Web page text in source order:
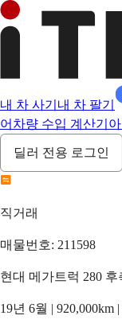
내 차 사기 내 차 팔기
어 차량 수입 계산기
딜러 전용 로그인
직거래
매물번호: 211598
현대 메가트럭 280
19년 6월 | 920,000km